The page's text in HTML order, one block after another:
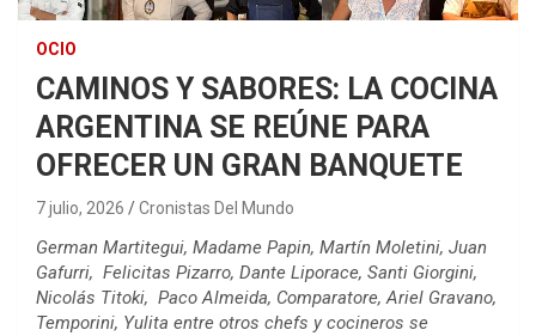
OCIO
CAMINOS Y SABORES: LA COCINA
ARGENTINA SE REÚNE PARA
OFRECER UN GRAN BANQUETE
7 julio, 2026 Cronistas Del Mundo
German Martitegui, Madame Papin, Martín Moletini, Juan
Gafurri, Felicitas Pizarro, Dante Liporace, Santi Giorgini,
Nicolás Titoki, Paco Almeida, Comparatore, Ariel Gravano,
Temporini, Yulita entre otros chefs y cocineros se